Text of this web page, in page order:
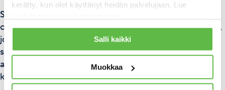
kerätty, kun olet käyttänyt heidän palvelujaan. Lue
Salli kaikki
Muokkaa
Strukturoitu työnopastussuunnitelma
oppimista merkittävästi. Selkeä etenemissuunnitelma,
jossa määritellään, mitä opitaan milloinkin, auttaa
sekä opastajaa että opastettavaa pysymään
aikataulussa ja varmistaa, ettei mitään tärkeää jää
käsittelemättä.